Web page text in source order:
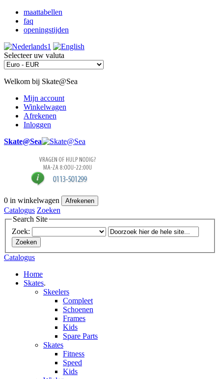
maattabellen
faq
openingstijden
Selecteer uw valuta
Welkom bij Skate@Sea
Mijn account
Winkelwagen
Afrekenen
Inloggen
Skate@Sea
0 in winkelwagen Afrekenen
Catalogus Zoeken
Search Site
Zoek:
Zoeken
Catalogus
Home
Skates.
Skeelers
Compleet
Schoenen
Frames
Kids
Spare Parts
Skates
Fitness
Speed
Kids